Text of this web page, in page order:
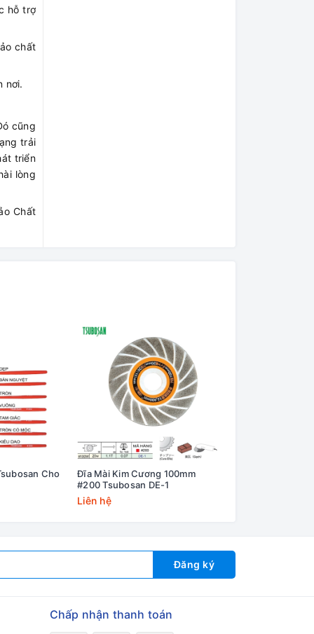
hỗ trợ
chất
nơi.
cũng
trải
triển
lòng
Chất
Cho
Đĩa Mài Kim Cương 100mm
#200 Tsubosan DE-1
Liên hệ
Đăng ký
Chấp nhận thanh toán